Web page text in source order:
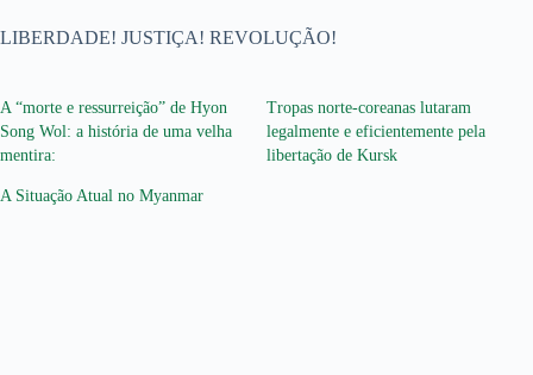
LIBERDADE! JUSTIÇA! REVOLUÇÃO!
A “morte e ressurreição” de Hyon
Song Wol: a história de uma velha
mentira:
Tropas norte-coreanas lutaram
legalmente e eficientemente pela
libertação de Kursk
A Situação Atual no Myanmar